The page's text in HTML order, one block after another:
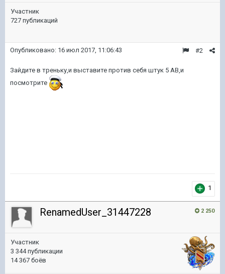
Участник
727 публикаций
#2
Опубликовано: 16 июл 2017, 11:06:43
Зайдите в треньку,и выставите против себя штук 5 АВ,и
посмотрите
1
2 250
RenamedUser_31447228
Участник
3 344 публикации
14 367 боёв